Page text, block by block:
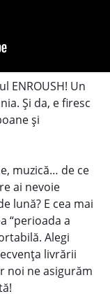
ENROUSH! Un
Și da, e firesc
și
muzică… de ce
ai nevoie
lună? E cea mai
“perioada a
Alegi
livrării
noi ne asigurăm